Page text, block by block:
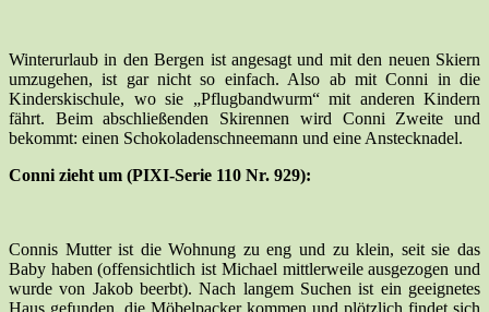
Winterurlaub in den Bergen ist angesagt und mit den neuen Skiern
umzugehen, ist gar nicht so einfach. Also ab mit Conni in die
Kinderskischule, wo sie „Pflugbandwurm“ mit anderen Kindern
fährt. Beim abschließenden Skirennen wird Conni Zweite und
bekommt: einen Schokoladenschneemann und eine Anstecknadel.
Conni zieht um (PIXI-Serie 110 Nr. 929):
Connis Mutter ist die Wohnung zu eng und zu klein, seit sie das
Baby haben (offensichtlich ist Michael mittlerweile ausgezogen und
wurde von Jakob beerbt). Nach langem Suchen ist ein geeignetes
Haus gefunden, die Möbelpacker kommen und plötzlich findet sich